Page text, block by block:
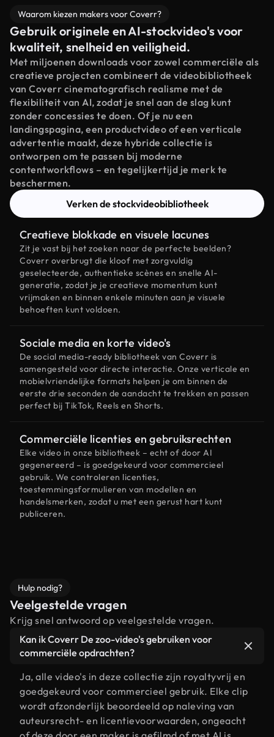
Waarom kiezen makers voor Coverr?
Gebruik originele en AI-stockvideo's voor
kwaliteit, snelheid en veiligheid.
Met miljoenen downloads voor zowel commerciële als
creatieve projecten combineert de videobibliotheek
van Coverr cinematografisch realisme met de
flexibiliteit van AI, zodat je snel aan de slag kunt
zonder concessies te doen. Of je nu een
landingspagina, een productvideo of een verticale
advertentie maakt, deze hybride collectie is
ontworpen om te passen bij moderne
contentworkflows – en tegelijkertijd je merk te
beschermen.
Verken de stockvideobibliotheek
Creatieve blokkade en visuele lacunes
Zit je vast bij het zoeken naar de perfecte beelden?
Coverr overbrugt die kloof met zorgvuldig
geselecteerde, authentieke scènes en snelle AI-
generatie, zodat je je creatieve momentum kunt
vrijmaken en binnen enkele minuten aan je visuele
behoeften kunt voldoen.
Sociale media en korte video's
De social media-ready bibliotheek van Coverr is
samengesteld voor directe interactie. Onze verticale en
mobielvriendelijke formats helpen je om binnen de
eerste drie seconden de aandacht te trekken en passen
perfect bij TikTok, Reels en Shorts.
Commerciële licenties en gebruiksrechten
Elke video in onze bibliotheek – echt of door AI
gegenereerd – is goedgekeurd voor commercieel
gebruik. We controleren licenties,
toestemmingsformulieren van modellen en
handelsmerken, zodat u met een gerust hart kunt
publiceren.
Hulp nodig?
Veelgestelde vragen
Krijg snel antwoord op veelgestelde vragen.
Kan ik Coverr De zoo-video's gebruiken voor
commerciële opdrachten?
Ja, alle video's in deze collectie zijn royaltyvrij en
goedgekeurd voor commercieel gebruik. Elke clip
wordt afzonderlijk beoordeeld op naleving van
auteursrecht- en licentievoorwaarden, ongeacht